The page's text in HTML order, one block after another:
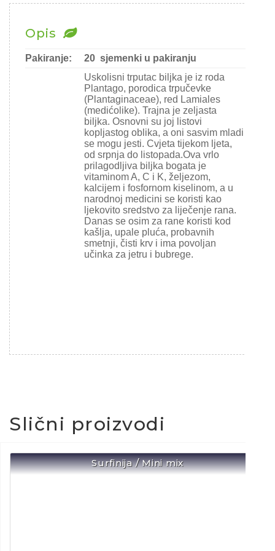
Ostalo sjeme
Opis
Pakiranje:
20 sjemenki u pakiranju
Uskolisni trputac biljka je iz roda
Plantago, porodica trpučevke
(Plantaginaceae), red Lamiales
(medićolike). Trajna je zeljasta
biljka. Osnovni su joj listovi
kopljastog oblika, a oni sasvim mladi
se mogu jesti. Cvjeta tijekom ljeta,
od srpnja do listopada.Ova vrlo
prilagodljiva biljka bogata je
vitaminom A, C i K, željezom,
kalcijem i fosfornom kiselinom, a u
narodnoj medicini se koristi kao
ljekovito sredstvo za liječenje rana.
Danas se osim za rane koristi kod
kašlja, upale pluća, probavnih
smetnji, čisti krv i ima povoljan
učinka za jetru i bubrege.
Slični proizvodi
Surfinija / Mini mix